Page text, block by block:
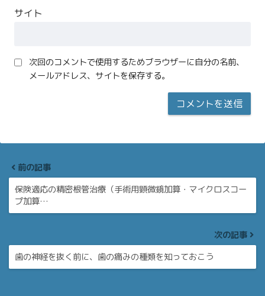
サイト
次回のコメントで使用するためブラウザーに自分の名前、
メールアドレス、サイトを保存する。
前の記事
保険適応の精密根管治療（手術用顕微鏡加算・マイクロスコー
プ加算…
次の記事
歯の神経を抜く前に、歯の痛みの種類を知っておこう